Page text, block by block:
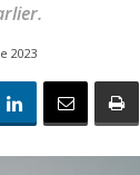
2023